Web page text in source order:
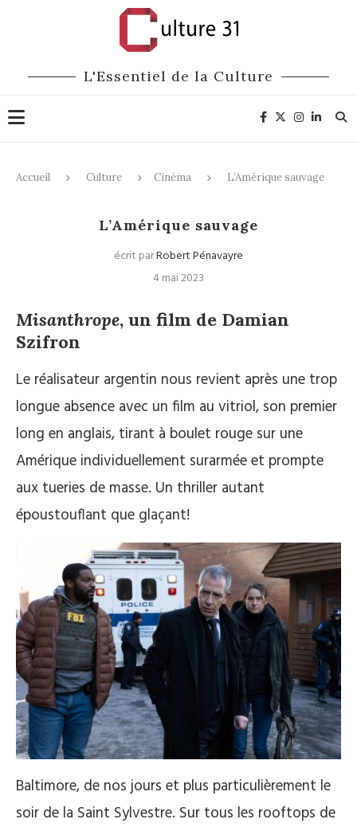
L'Essentiel de la Culture
Accueil Culture Cinéma L’Amérique sauvage
L’Amérique sauvage
écrit parRobert Pénavayre
4 mai 2023
Misanthrope, un film de Damian
Szifron
Le réalisateur argentin nous revient après une trop
longue absence avec un film au vitriol, son premier
long en anglais, tirant à boulet rouge sur une
Amérique individuellement surarmée et prompte
aux tueries de masse. Un thriller autant
époustouflant que glaçant!
Baltimore, de nos jours et plus particulièrement le
soir de la Saint Sylvestre. Sur tous les rooftops de